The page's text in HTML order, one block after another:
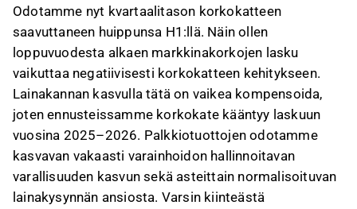
Odotamme nyt kvartaalitason korkokatteen
saavuttaneen huippunsa H1:llä. Näin ollen
loppuvuodesta alkaen markkinakorkojen lasku
vaikuttaa negatiivisesti korkokatteen kehitykseen.
Lainakannan kasvulla tätä on vaikea kompensoida,
joten ennusteissamme korkokate kääntyy laskuun
vuosina 2025–2026. Palkkiotuottojen odotamme
kasvavan vakaasti varainhoidon hallinnoitavan
varallisuuden kasvun sekä asteittain normalisoituvan
lainakysynnän ansiosta. Varsin kiinteästä